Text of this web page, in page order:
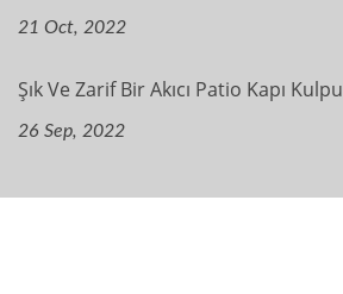
21 Oct, 2022
Şık Ve Zarif Bir Akıcı Patio Kapı Kulpu
26 Sep, 2022